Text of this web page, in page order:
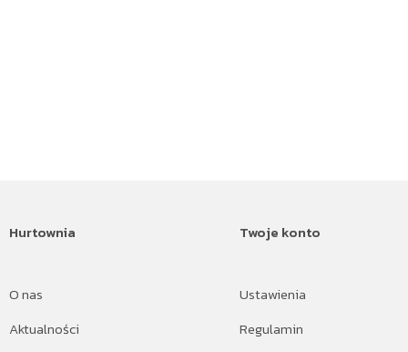
Hurtownia
O nas
Aktualności
Twoje konto
Ustawienia
Regulamin